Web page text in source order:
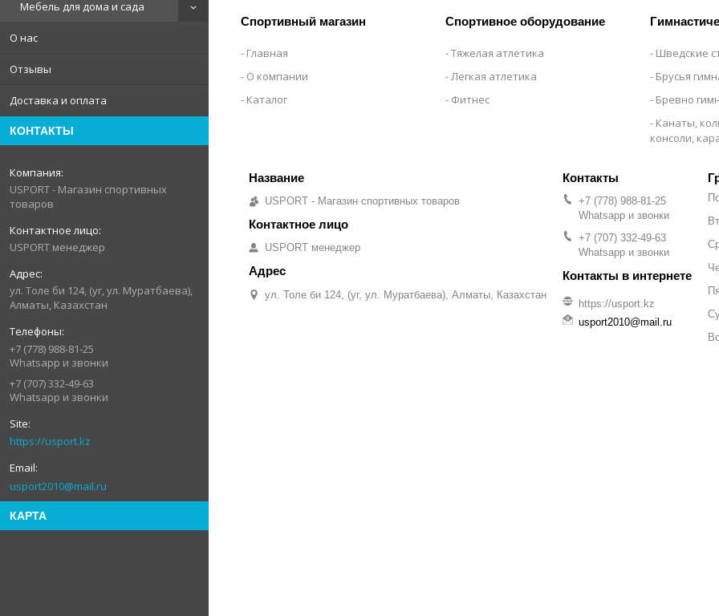
Мебель для дома и сада
О нас
Отзывы
Доставка и оплата
КОНТАКТЫ
USPORT - Магазин спортивных
товаров
USPORT менеджер
ул. Толе би 124, (уг, ул. Муратбаева),
Алматы, Казахстан
+7 (778) 988-81-25
Whatsapp и звонки
+7 (707) 332-49-63
Whatsapp и звонки
https://usport.kz
usport2010@mail.ru
КАРТА
Спортивный магазин
Главная
О компании
Каталог
Спортивное оборудование
Тяжелая атлетика
Легкая атлетика
Фитнес
Шведские
Брусья
Бревно
Канаты,
консоли,
USPORT - Магазин спортивных товаров
USPORT менеджер
ул. Толе би 124, (уг, ул. Муратбаева), Алматы, Казахстан
+7 (778) 988-81-25
Whatsapp и звонки
+7 (707) 332-49-63
Whatsapp и звонки
https://usport.kz
usport2010@mail.ru